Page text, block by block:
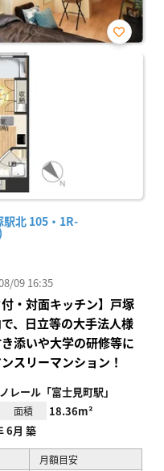
北 105・1R-
お気
09 16:35
付・対面キッチン】戸塚
、日立等の大手法人様
添いや大学の研修等に
スリーマンション！
レール「富士見町駅」
面積 18.36m²
6月 築
月額目安